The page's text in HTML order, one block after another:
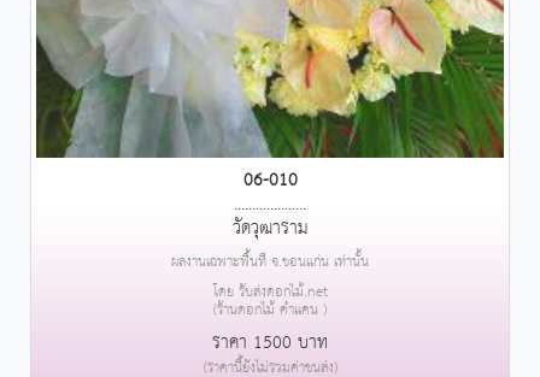
06-010
....................
วัดวุฒาราม
ผลงานเฉพาะพื้นที่ จ.ขอนแก่น เท่านั้น
โดย รับส่งดอกไม้.net
(ร้านดอกไม้ คำแคน )
ราคา 1500 บาท
(ราคานี้ยังไม่รวมค่าขนส่ง)